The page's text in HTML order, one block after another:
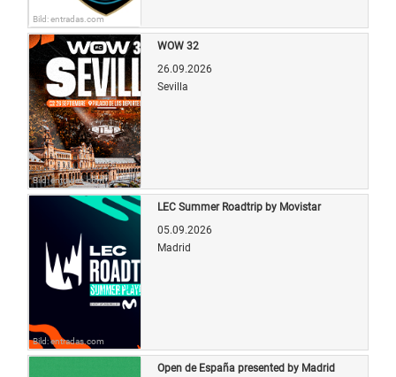
Bild: entradas.com
Bild: entradas.com
WOW 32
26.09.2026
Sevilla
Bild: entradas.com
LEC Summer Roadtrip by Movistar
05.09.2026
Madrid
Open de España presented by Madrid